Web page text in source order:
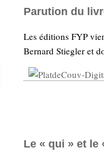
Parution du
Les éditions FYP
Bernard Stiegler et
Le « qui » et le